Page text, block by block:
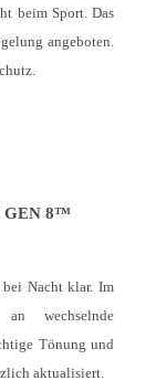
beim Sport. Das
angeboten.
GEN 8™
Nacht klar. Im
wechselnde
Tönung und
aktualisiert.